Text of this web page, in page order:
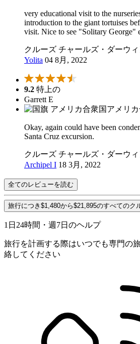
very educational visit to the
introduction to the giant tortuises
visit. Nice to see "Solitary George"
クルーズ チャールズ・ダーウ
Yolita 04 8月, 2022
9.2 特上の
Garrett E
アメリ
Okay, again could have been
Santa Cruz excursion.
クルーズ チャールズ・ダーウ
Archipel I 18 3月, 2022
全てのレビューを読む
旅行につき$1,480から$21,895のすべてのク
1日24時間・週7日のヘルプ
旅行を計画する際はいつでも専門の
絡してください